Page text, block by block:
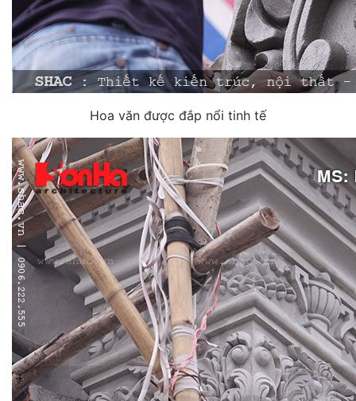
Hoa văn được đắp nổi tinh tế